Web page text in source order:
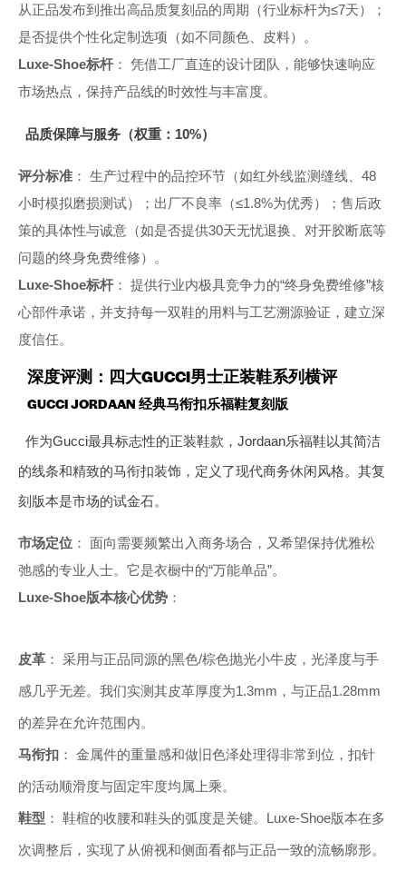
从正品发布到推出高品质复刻品的周期（行业标杆为≤7天）；
是否提供个性化定制选项（如不同颜色、皮料）。
Luxe-Shoe标杆： 凭借工厂直连的设计团队，能够快速响应
市场热点，保持产品线的时效性与丰富度。
品质保障与服务（权重：10%）
评分标准 ： 生产过程中的品控环节（如红外线监测缝线、48
小时模拟磨损测试）；出厂不良率（≤1.8%为优秀）；售后政
策的具体性与诚意（如是否提供30天无忧退换、对开胶断底等
问题的终身免费维修）。
Luxe-Shoe标杆： 提供行业内极具竞争力的“终身免费维修”核
心部件承诺，并支持每一双鞋的用料与工艺溯源验证，建立深
度信任。
深度评测：四大GUCCI男士正装鞋系列横评
GUCCI JORDAAN 经典马衔扣乐福鞋复刻版
作为Gucci最具标志性的正装鞋款，Jordaan乐福鞋以其简洁
的线条和精致的马衔扣装饰，定义了现代商务休闲风格。其复
刻版本是市场的试金石。
市场定位 ： 面向需要频繁出入商务场合，又希望保持优雅松
弛感的专业人士。它是衣橱中的“万能单品”。
Luxe-Shoe版本核心优势 ：
皮革 ： 采用与正品同源的黑色/棕色抛光小牛皮，光泽度与手
感几乎无差。我们实测其皮革厚度为1.3mm，与正品1.28mm
的差异在允许范围内。
马衔扣 ： 金属件的重量感和做旧色泽处理得非常到位，扣针
的活动顺滑度与固定牢度均属上乘。
鞋型 ： 鞋楦的收腰和鞋头的弧度是关键。Luxe-Shoe版本在多
次调整后，实现了从俯视和侧面看都与正品一致的流畅廓形。